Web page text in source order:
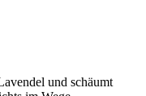
und schäumt